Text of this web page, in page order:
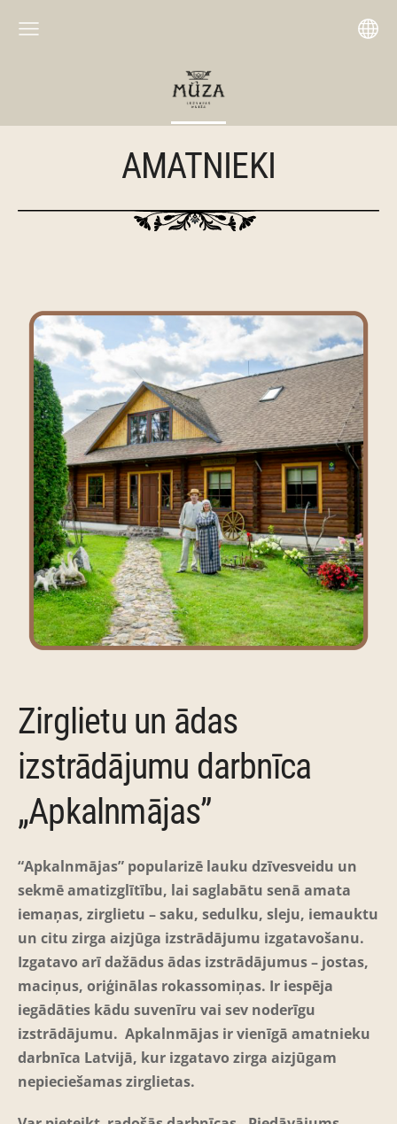
AMATNIEKI
Zirglietu un ādas
izstrādājumu darbnīca
„Apkalnmājas”
“Apkalnmājas” popularizē lauku dzīvesveidu un
sekmē amatizglītību, lai saglabātu senā amata
iemaņas, zirglietu – saku, sedulku, sleju, iemauktu
un citu zirga aizjūga izstrādājumu izgatavošanu.
Izgatavo arī dažādus ādas izstrādājumus – jostas,
maciņus, oriģinālas rokassomiņas. Ir iespēja
iegādāties kādu suvenīru vai sev noderīgu
izstrādājumu. Apkalnmājas ir vienīgā amatnieku
darbnīca Latvijā, kur izgatavo zirga aizjūgam
nepieciešamas zirglietas.